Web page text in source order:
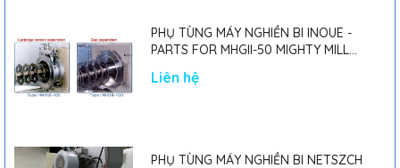
PHỤ TÙNG MÁY NGHIỀN BI INOUE -
PARTS FOR MHGII-50 MIGHTY MILL
Liên hệ
PHỤ TÙNG MÁY NGHIỀN BI NETSZCH